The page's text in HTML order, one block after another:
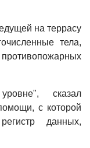
на террасу
тела,
сказал
с которой
данных,